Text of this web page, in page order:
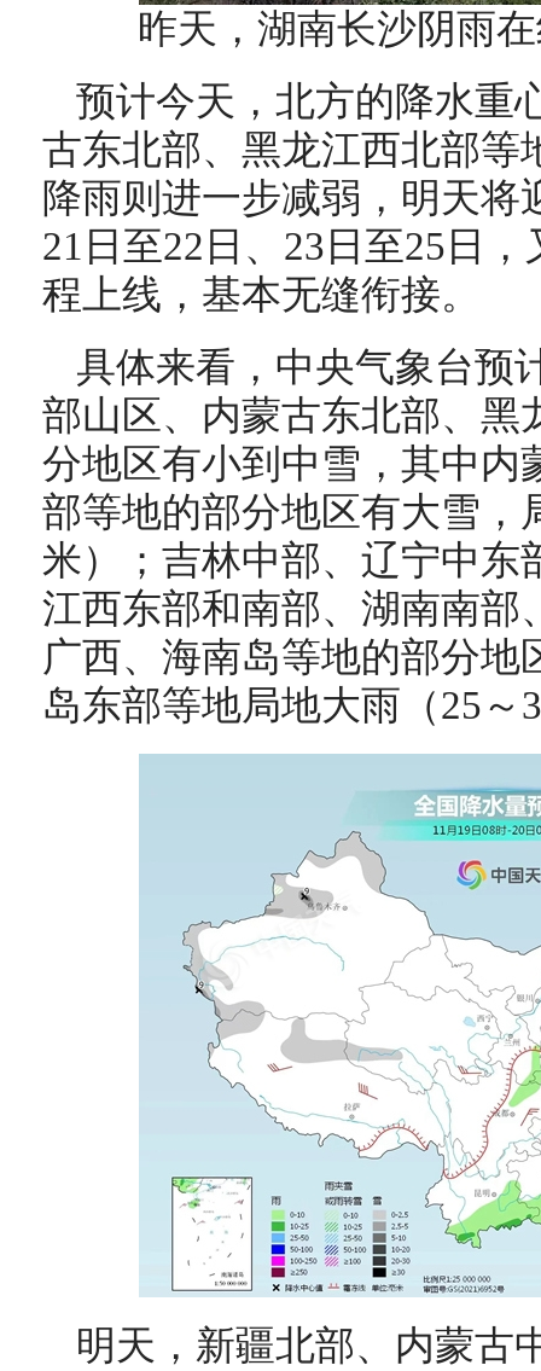
昨天 ，湖南长沙阴雨
预计今天，北方的降水重
古东北部、黑龙江西北部等
降雨则进一步减弱，明天
21日至22日、23日至25日
程上线，基本无缝衔接。
具体来看，中央气象台预
部山区、内蒙古东北部、黑
分地区有小到中雪，其中内
部等地的部分地区有大雪，
米）；吉林中部、辽宁中东
江西东部和南部、湖南南部
广西、海南岛等地的部分
岛东部等地局地大雨（25～
明天， 新疆北部、 内蒙古